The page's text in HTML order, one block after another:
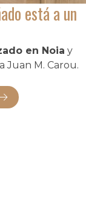
está a un
en Noia y
Juan M. Carou.